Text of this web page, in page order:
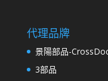
代理品牌
景陽部品-
3部品